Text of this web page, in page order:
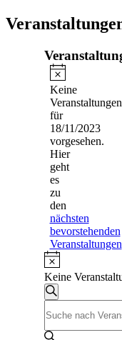
Hinweis
Keine
Veranstaltungen
für
18/11/2023
vorgesehen.
Hier
geht
es
zu
den
nächsten
bevorstehenden
Veranstaltungen
Hinweis
Keine
Suche
und
Suche
Schlüsselwort
eingeben.